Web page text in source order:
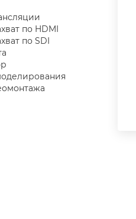
по HDMI
по SDI